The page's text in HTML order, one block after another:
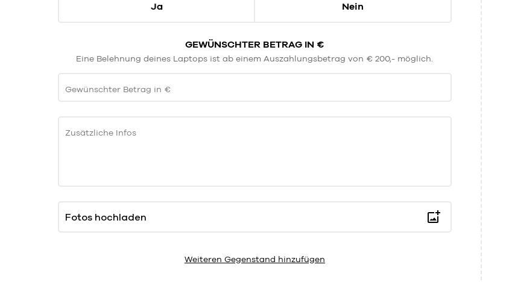
Ja Nein
GEWÜNSCHTER BETRAG IN €
Eine Belehnung deines Laptops ist ab einem Auszahlungsbetrag von € 200,- möglich.
Gewünschter Betrag in €
Zusätzliche Infos
Fotos hochladen
Weiteren Gegenstand hinzufügen